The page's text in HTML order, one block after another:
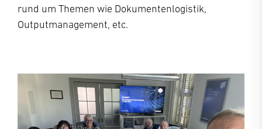
rund um Themen wie Dokumentenlogistik,
Outputmanagement, etc.